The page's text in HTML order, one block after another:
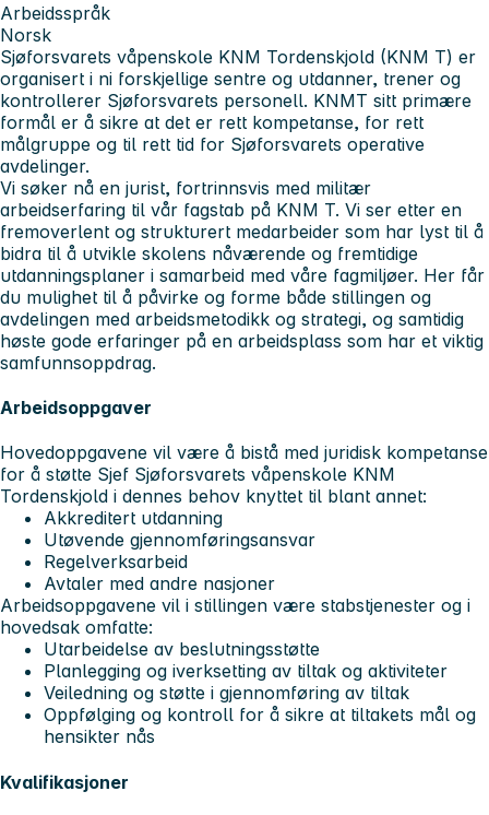
Arbeidsspråk
Norsk
Sjøforsvarets våpenskole KNM Tordenskjold (KNM T) er
organisert i ni forskjellige sentre og utdanner, trener og
kontrollerer Sjøforsvarets personell. KNMT sitt primære
formål er å sikre at det er rett kompetanse, for rett
målgruppe og til rett tid for Sjøforsvarets operative
avdelinger.
Vi søker nå en jurist, fortrinnsvis med militær
arbeidserfaring til vår fagstab på KNM T. Vi ser etter en
fremoverlent og strukturert medarbeider som har lyst til å
bidra til å utvikle skolens nåværende og fremtidige
utdanningsplaner i samarbeid med våre fagmiljøer. Her får
du mulighet til å påvirke og forme både stillingen og
avdelingen med arbeidsmetodikk og strategi, og samtidig
høste gode erfaringer på en arbeidsplass som har et viktig
samfunnsoppdrag.
Arbeidsoppgaver
Hovedoppgavene vil være å bistå med juridisk kompetanse
for å støtte Sjef Sjøforsvarets våpenskole KNM
Tordenskjold i dennes behov knyttet til blant annet:
Akkreditert utdanning
Utøvende gjennomføringsansvar
Regelverksarbeid
Avtaler med andre nasjoner
Arbeidsoppgavene vil i stillingen være stabstjenester og i
hovedsak omfatte:
Utarbeidelse av beslutningsstøtte
Planlegging og iverksetting av tiltak og aktiviteter
Veiledning og støtte i gjennomføring av tiltak
Oppfølging og kontroll for å sikre at tiltakets mål og
hensikter nås
Kvalifikasjoner